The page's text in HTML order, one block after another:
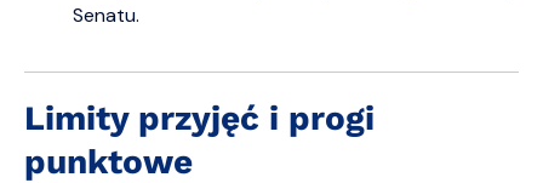
Senatu.
Limity przyjęć i progi
punktowe